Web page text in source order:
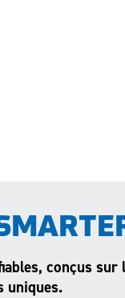
conçus sur
uniques.